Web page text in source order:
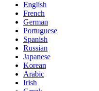
English
French
German
Portuguese
Spanish
Russian
Japanese
Korean
Arabic
Irish